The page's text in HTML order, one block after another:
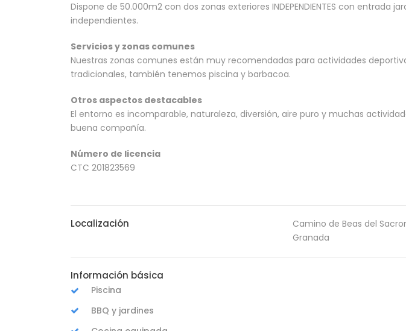
Dispone de 50.000m2 con dos zonas exteriores INDEPENDIENTES con entrada
independientes.
Servicios y zonas comunes
Nuestras zonas comunes están muy recomendadas para actividades
tradicionales, también tenemos piscina y barbacoa.
Otros aspectos destacables
El entorno es incomparable, naturaleza, diversión, aire puro y muchas
buena compañía.
Número de licencia
CTC 201823569
Localización
Camino de Beas del
Granada
Información básica
Piscina
BBQ y jardines